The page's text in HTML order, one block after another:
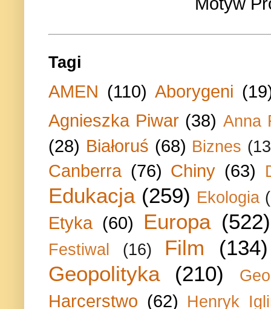
Tagi
AMEN (110) Aborygeni
Agnieszka Piwar (38) Anna
(28) Białoruś (68) Biznes
Canberra (76) Chiny (63)
Edukacja (259) Ekologia
Etyka (60) Europa (522)
Festiwal (16) Film
(134)
Geopolityka
(210)
Harcerstwo (62) Henryk